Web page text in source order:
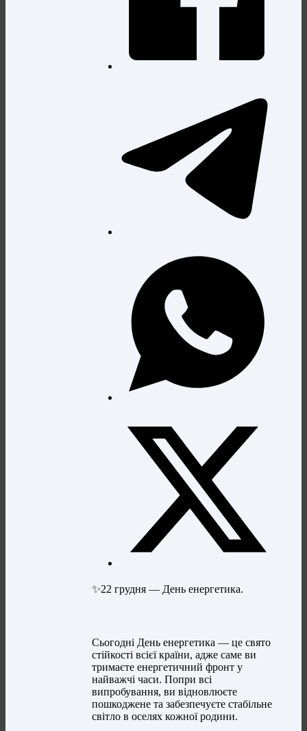
✨️22 грудня — День енергетика.
​Сьогодні День енергетика — це свято
стійкості всієї країни, адже саме ви
тримаєте енергетичний фронт у
найважчі часи. Попри всі
випробування, ви відновлюєте
пошкоджене та забезпечуєте стабільне
світло в оселях кожної родини.